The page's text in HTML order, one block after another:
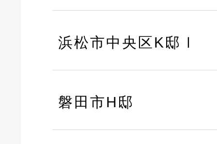
浜松市中央区K邸Ⅰ
磐田市H邸